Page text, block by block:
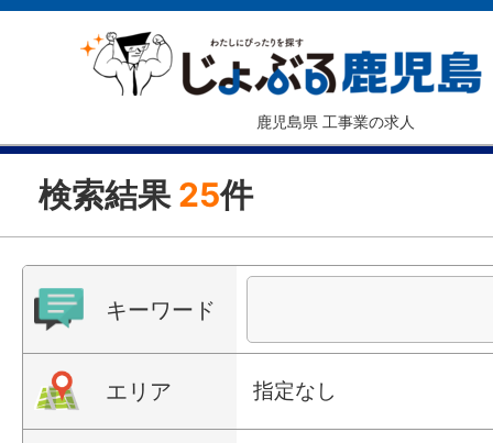
鹿児島県 工事業の求人
検索結果 25件
キーワード
エリア 指定なし